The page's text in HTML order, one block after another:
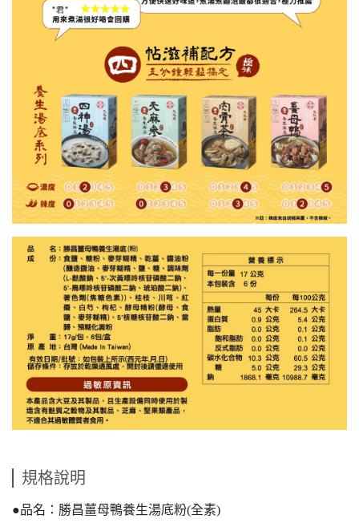
規格說明
●品名：勝昌薑母鴨養生湯底粉(全素)